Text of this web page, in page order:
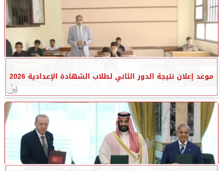
موعد إعلان نتيجة الدور الثاني لطلاب الشهادة الإعدادية 2026